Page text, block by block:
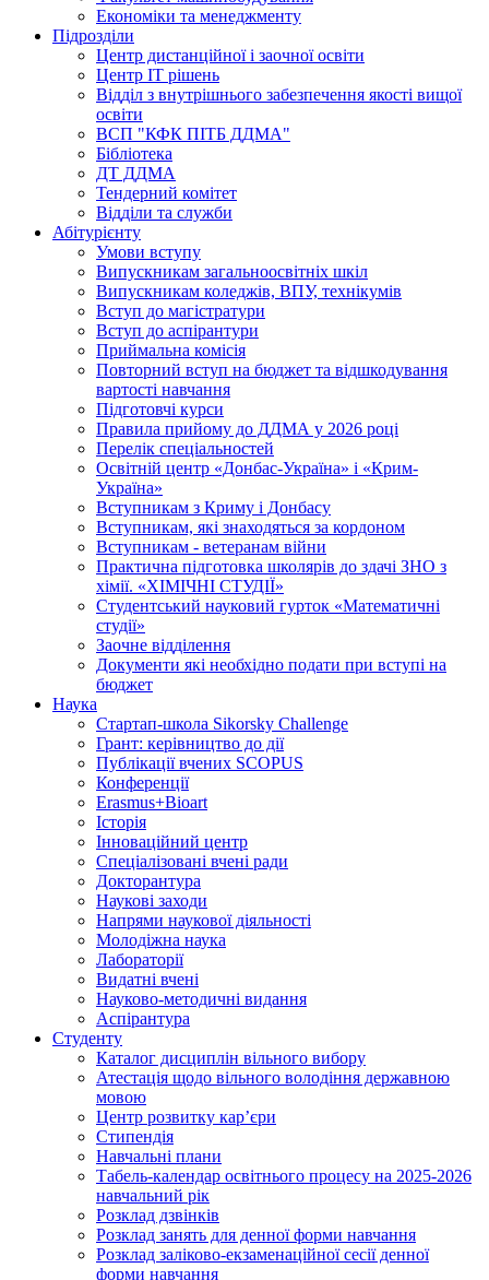
Економіки та менеджменту
Підрозділи
Центр дистанційної і заочної освіти
Центр ІТ рішень
Відділ з внутрішнього забезпечення якості вищої
освіти
ВСП "КФК ПІТБ ДДМА"
Бібліотека
ДТ ДДМА
Тендерний комітет
Відділи та служби
Абітурієнту
Умови вступу
Випускникам загальноосвітніх шкіл
Випускникам коледжів, ВПУ, технікумів
Вступ до магістратури
Вступ до аспірантури
Приймальна комісія
Повторний вступ на бюджет та відшкодування
вартості навчання
Підготовчі курси
Правила прийому до ДДМА у 2026 році
Перелік спеціальностей
Освітній центр «Донбас-Україна» і «Крим-
Україна»
Вступникам з Криму і Донбасу
Вступникам, які знаходяться за кордоном
Вступникам - ветеранам війни
Практична підготовка школярів до здачі ЗНО з
хімії. «ХІМІЧНІ СТУДІЇ»
Студентський науковий гурток «Математичні
студії»
Заочне відділення
Документи які необхідно подати при вступі на
бюджет
Наука
Стартап-школа Sikorsky Challenge
Грант: керівництво до дії
Публікації вчених SCOPUS
Конференції
Erasmus+Bioart
Історія
Інноваційний центр
Спеціалізовані вчені ради
Докторантура
Наукові заходи
Напрями наукової діяльності
Молодіжна наука
Лабораторії
Видатні вчені
Науково-методичні видання
Аспірантура
Студенту
Каталог дисциплін вільного вибору
Атестація щодо вільного володіння державною
мовою
Центр розвитку кар’єри
Стипендія
Навчальні плани
Табель-календар освітнього процесу на 2025-2026
навчальний рік
Розклад дзвінків
Розклад занять для денної форми навчання
Розклад заліково-екзаменаційної сесії денної
форми навчання